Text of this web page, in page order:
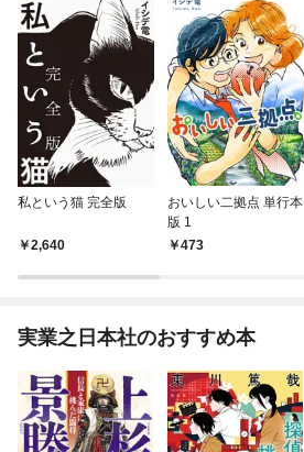
私という猫 完全版
2,640
おいしい二拠点 単行本
版 1
473
実業之日本社のおすすめ本